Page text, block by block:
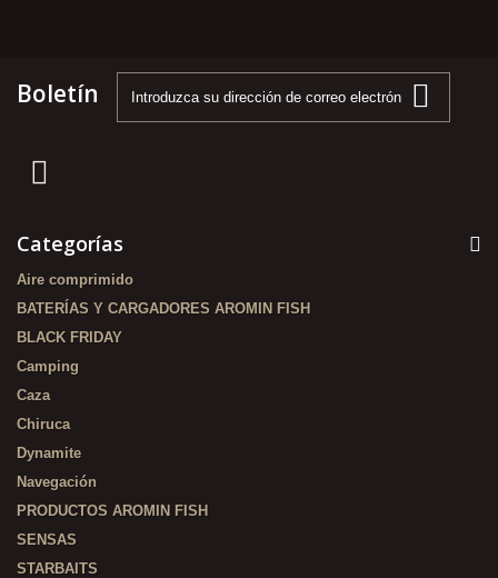
Boletín
Categorías
Aire comprimido
BATERÍAS Y CARGADORES AROMIN FISH
BLACK FRIDAY
Camping
Caza
Chiruca
Dynamite
Navegación
PRODUCTOS AROMIN FISH
SENSAS
STARBAITS